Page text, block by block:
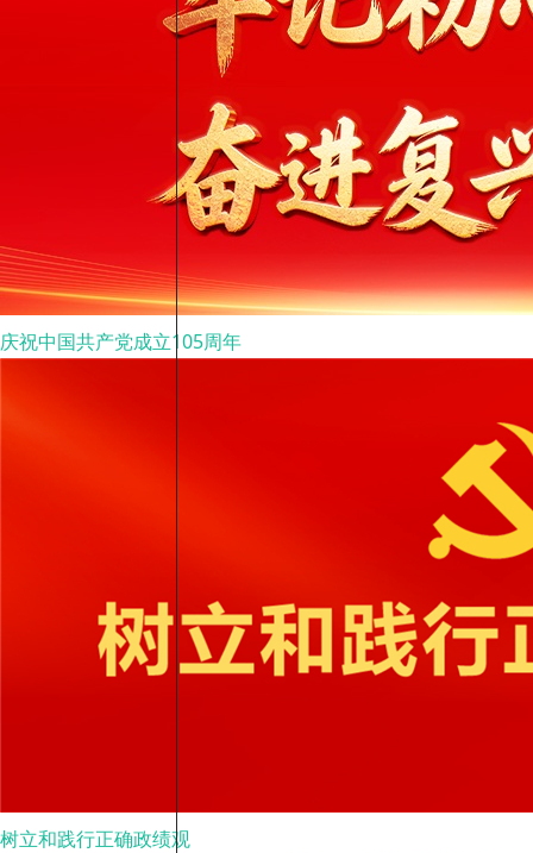
庆祝中国共产党成立105周年
树立和践行正确政绩观